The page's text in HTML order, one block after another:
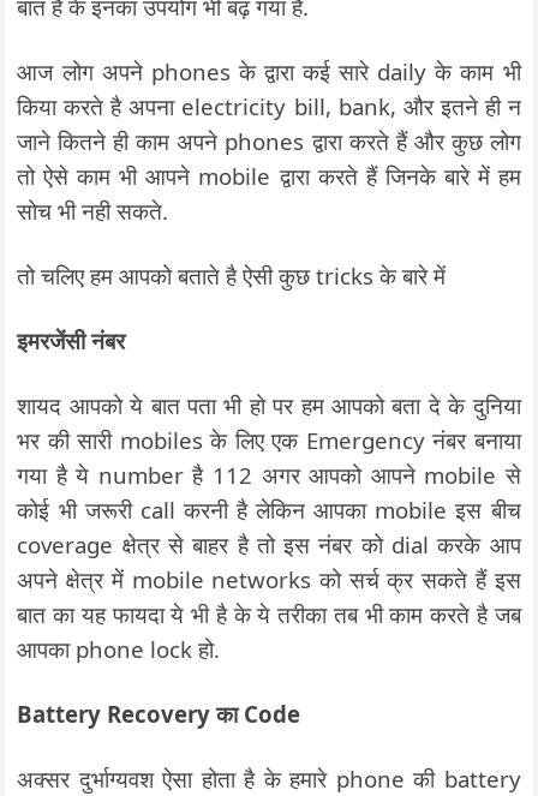
बात है के इनका उपयोग भी बढ़ गया है.
आज लोग अपने phones के द्वारा कई सारे daily के काम भी
किया करते है अपना electricity bill, bank, और इतने ही न
जाने कितने ही काम अपने phones द्वारा करते हैं और कुछ लोग
तो ऐसे काम भी आपने mobile द्वारा करते हैं जिनके बारे में हम
सोच भी नही सकते.
तो चलिए हम आपको बताते है ऐसी कुछ tricks के बारे में
इमरजेंसी नंबर
शायद आपको ये बात पता भी हो पर हम आपको बता दे के दुनिया
भर की सारी mobiles के लिए एक Emergency नंबर बनाया
गया है ये number है 112 अगर आपको आपने mobile से
कोई भी जरूरी call करनी है लेकिन आपका mobile इस बीच
coverage क्षेत्र से बाहर है तो इस नंबर को dial करके आप
अपने क्षेत्र में mobile networks को सर्च क्र सकते हैं इस
बात का यह फायदा ये भी है के ये तरीका तब भी काम करते है जब
आपका phone lock हो.
Battery Recovery का Code
अक्सर दुर्भाग्यवश ऐसा होता है के हमारे phone की battery